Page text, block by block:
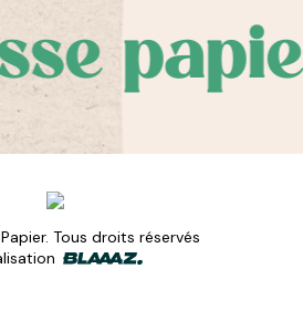
papier
Tous droits réservés